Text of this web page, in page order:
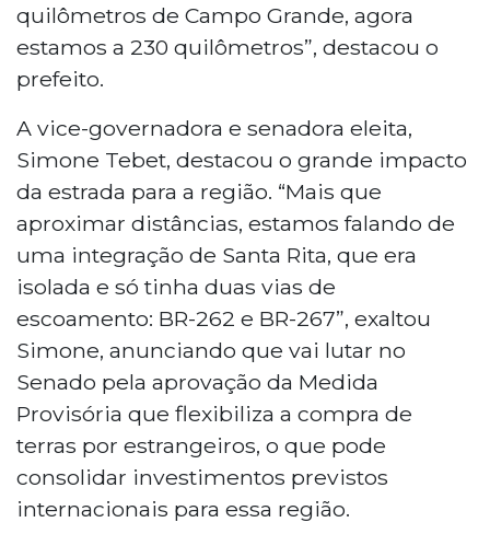
quilômetros de Campo Grande, agora
estamos a 230 quilômetros”, destacou o
prefeito.
A vice-governadora e senadora eleita,
Simone Tebet, destacou o grande impacto
da estrada para a região. “Mais que
aproximar distâncias, estamos falando de
uma integração de Santa Rita, que era
isolada e só tinha duas vias de
escoamento: BR-262 e BR-267”, exaltou
Simone, anunciando que vai lutar no
Senado pela aprovação da Medida
Provisória que flexibiliza a compra de
terras por estrangeiros, o que pode
consolidar investimentos previstos
internacionais para essa região.